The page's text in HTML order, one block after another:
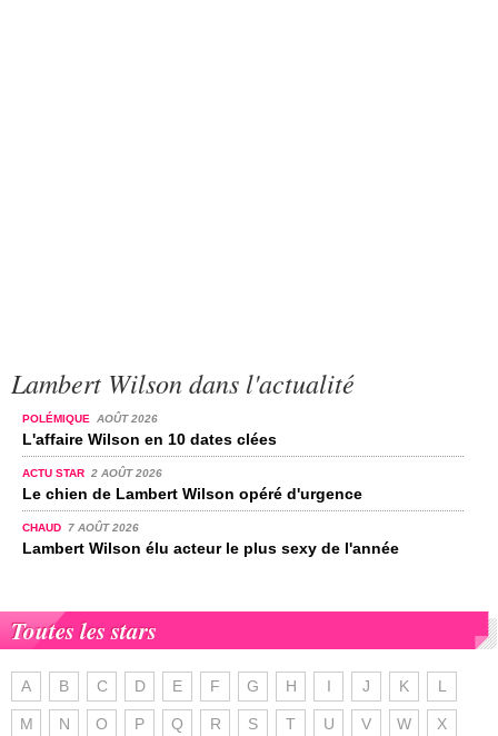
Lambert Wilson dans l'actualité
POLÉMIQUE AOÛT 2026
L'affaire Wilson en 10 dates clées
ACTU STAR 2 AOÛT 2026
Le chien de Lambert Wilson opéré d'urgence
CHAUD 7 AOÛT 2026
Lambert Wilson élu acteur le plus sexy de l'année
Toutes les stars
A B C D E F G H I J K L
M N O P Q R S T U V W X